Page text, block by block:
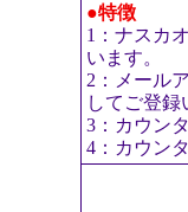
●特徴
1：ナスカ
います。
2：メール
してご登録
3：カウン
4：カウン